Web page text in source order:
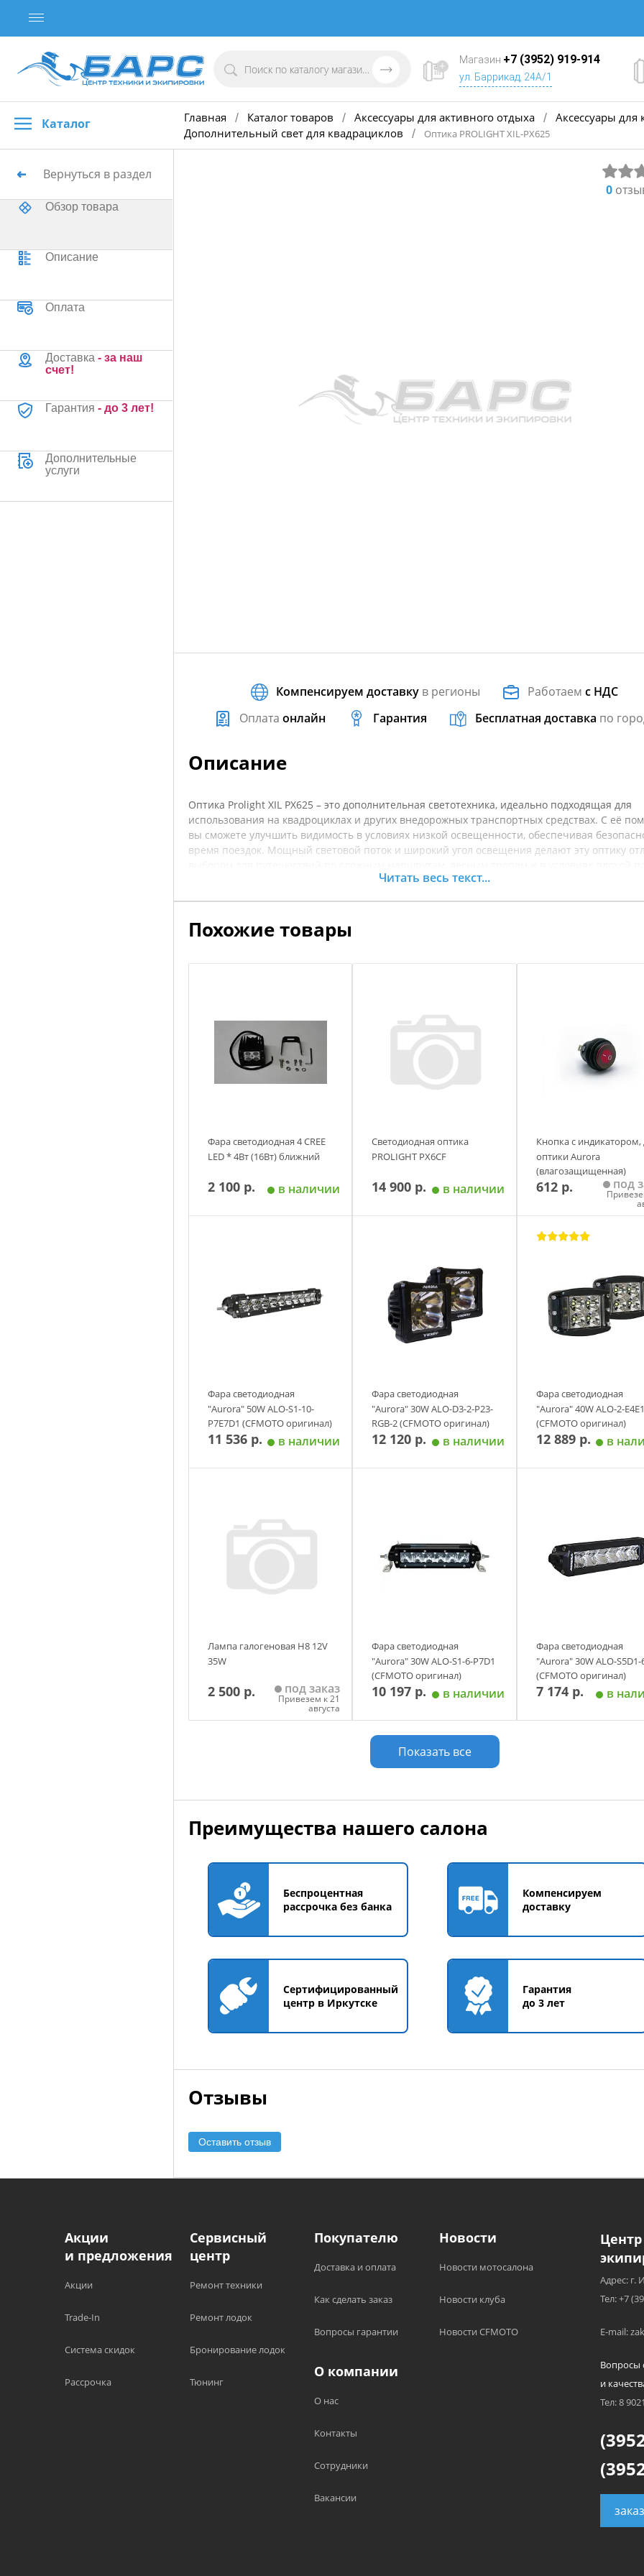
Магазин +7 (3952) 919-914
ул. Баррикад, 24А/1
Каталог Главная / Каталог товаров / Аксессуары для активного отдыха / Аксессуары для
Дополнительный свет для квадрациклов
/ Оптика PROLIGHT XIL-PX625
Вернуться в раздел
Обзор товара
Описание
Оплата
Доставка - за наш
счет!
Гарантия - до 3 лет!
Дополнительные
услуги
0
Компенсируем доставку в регионы Работаемс НДС
Оплата онлайн Гарантия Бесплатная доставка по
Описание
Оптика Prolight XIL PX625 – это дополнительная светотехника, идеально подходящая для
использования на квадроциклах и других внедорожных транспортных средствах. С её
вы сможете улучшить видимость в условиях низкой освещенности, обеспечивая
время поездок. Мощный световой поток и широкий угол освещения делают эту оптику
Корпус выполнен из прочных материалов, устойчивых к механическим повреждениям и
квадроцикла. Перед покупкой рекомендуется уточнять характеристики товара.
Читать весь текст...
Похожие товары
Фара светодиодная 4 CREE
LED * 4Bт (16Вт) ближний
2 100 р. в наличии
Светодиодная оптика
PROLIGHT PX6CF
14 900 р. в наличии
Кнопка с индикатором,
оптики Aurora
(влагозащищенная)
612 р. под
Добавить в
Фара светодиодная
"Aurora" 50W ALO-S1-10-
P7E7D1 (CFMOTO оригинал)
11 536 р. в наличии
Фара светодиодная
"Aurora" 30W ALO-D3-2-P23-
RGB-2 (CFMOTO оригинал)
12 120 р. в наличии
Фара светодиодная
"Aurora" 40W ALO-2-
(CFMOTO оригинал)
12 889 р. в
Лампа галогеновая H8 12V
35W
2 500 р. под заказ
Привезем к 21
августа
Фара светодиодная
"Aurora" 30W ALO-S1-6-P7D1
(CFMOTO оригинал)
10 197 р. в наличии
Добавить в корзину
Фара светодиодная
"Aurora" 30W ALO-S5D1-
(CFMOTO оригинал)
7 174 р. в
Показать все
Преимущества нашего салона
Беспроцентная
рассрочка без банка
Компенсируем
доставку
Сертифицированный
центр в Иркутске
Гарантия
до 3 лет
Отзывы
Оставить отзыв
Акции
и предложения
Акции
Trade-In
Система скидок
Рассрочка
Сервисный
центр
Ремонт техники
Ремонт лодок
Бронирование лодок
Тюнинг
Покупателю
Доставка и оплата
Как сделать заказ
Вопросы гарантии
Новости
Новости мотосалона
Новости клуба
Новости CFMOTO
О компании
О нас
Контакты
Сотрудники
Вакансии
Адрес: г.
Тел: +7
E-mail:
Вопросы
и
Тел: 8